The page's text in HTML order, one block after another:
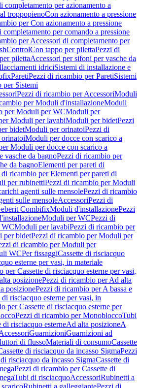
completamento per azionamento a
troppopienoCon azionamento a pressione
per Con azionamento a pressione
completamento per comando a pressione
per Accessori di completamento per
Con tappo per pilettaPezzi di
pilettaAccessori per sifoni per vasche da
idriciSistemi di installazione e
ParetiPezzi di ricambio per ParetiSistemi
per Sistemi
Pezzi di ricambio per AccessoriModuli
per Moduli d'installazioneModuli
per Moduli per WCModuli per
Moduli per lavabiModuli per bidetPezzi
bidetModuli per orinatoiPezzi di
Moduli per docce con scarico a
Moduli per docce con scarico a
vasche da bagnoPezzi di ricambio per
da bagnoElementi per pareti di
di ricambio per Elementi per pareti di
per rubinettiPezzi di ricambio per Moduli
agenti sulle mensolePezzi di ricambio
sulle mensoleAccessoriPezzi di
CombifixModuli d'installazionePezzi
Moduli per WCPezzi di
WCModuli per lavabiPezzi di ricambio per
per bidetPezzi di ricambio per Moduli per
di ricambio per Moduli per
WCPer fissaggiCassette di risciacquo
esterne per vasi, in materiale
per Cassette di risciacquo esterne per vasi,
posizionePezzi di ricambio per Ad alta
posizionePezzi di ricambio per A bassa e
di risciacquo esterne per vasi, in
per Cassette di risciacquo esterne per
Pezzi di ricambio per MonobloccoTubi
di risciacquo esterneAd alta posizioneA
GuarnizioniGuarnizioni ad
di flussoMateriali di consumoCassette
di risciacquo da incasso SigmaPezzi
risciacquo da incasso SigmaCassette di
Pezzi di ricambio per Cassette di
Tubi di risciacquoAccessoriRubinetti a
Rubinetti a galleggiantePezzi di